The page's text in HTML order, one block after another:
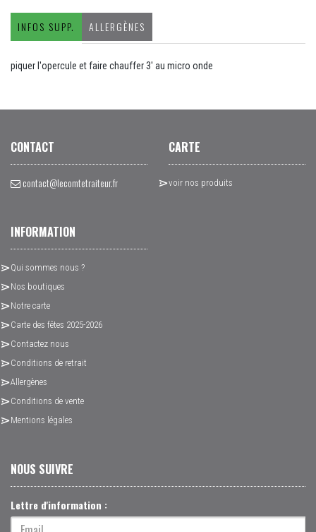
INFOS SUPP. ALLERGÈNES
piquer l'opercule et faire chauffer 3' au micro onde
CONTACT
contact@lecomtetraiteur.fr
CARTE
voir nos produits
INFORMATION
Qui sommes nous ?
Nos boutiques
Notre carte
Carte des fêtes 2025-2026
Contactez nous
Conditions de retrait
Allergènes
Conditions de vente
Mentions légales
NOUS SUIVRE
Lettre d'information :